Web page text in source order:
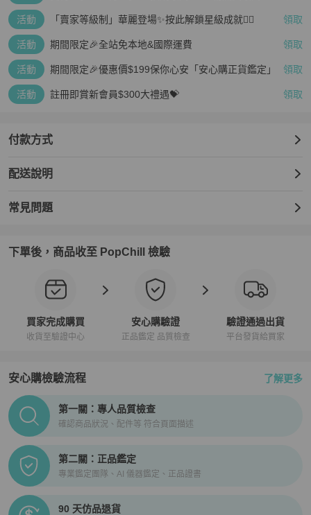
活動 「賣家等級制」華麗登場✨按此解鎖星級成就👆🏻 領取
活動 期間限定🎉全站免本地&國際運費 領取
活動 期間限定🎉優惠價$199保你心安「安心購正貨鑑定」 領取
活動 註冊即賞新會員$300大禮遇💝 領取
付款方式
配送說明
常見問題
下單後，商品收至 PopChill 檢驗
買家完成購買
收貨至驗證中心
安心購驗證
正品鑑定 品質檢查
驗證通過出貨
平台發貨給買家
安心購檢驗流程 了解更多
PopChill拍拍圈正品驗證、安心購檢驗流程介紹
第一關：專人品質檢查
確認商品狀況、配件等 符合頁面描述
第二關：正品鑑定
專業鑑定團隊、AI 儀器鑑定、正品證書
90 天仿品退貨